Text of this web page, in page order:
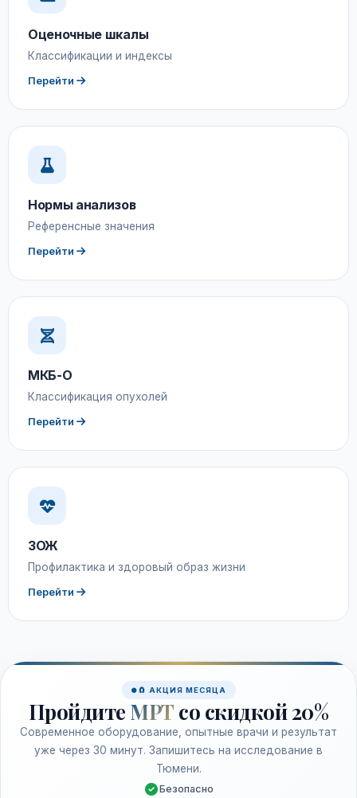
Оценочные шкалы
Классификации и индексы
Перейти
Нормы анализов
Референсные значения
Перейти
МКБ-О
Классификация опухолей
Перейти
ЗОЖ
Профилактика и здоровый образ жизни
Перейти
🧲 АКЦИЯ МЕСЯЦА
Пройдите МРТ со скидкой 20%
Современное оборудование, опытные врачи и результат
уже через 30 минут. Запишитесь на исследование в
Тюмени.
Безопасно